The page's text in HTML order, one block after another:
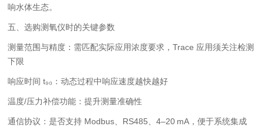
响水体生态。
五、选购测氧仪时的关键参数
测量范围与精度：需匹配实际应用浓度要求，Trace 应用须关注检测
下限
响应时间 t₉₀：动态过程中响应速度越快越好
温度/压力补偿功能：提升测量准确性
通信协议：是否支持 Modbus、RS485、4–20 mA，便于系统集成